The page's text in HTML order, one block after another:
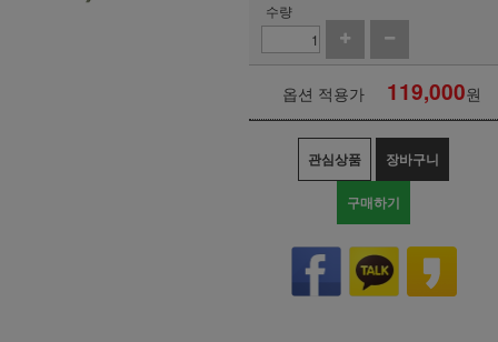
수량
옵션 적용가 119,000원
관심상품 장바구니
구매하기